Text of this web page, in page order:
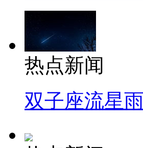
热点新闻
双子座流星